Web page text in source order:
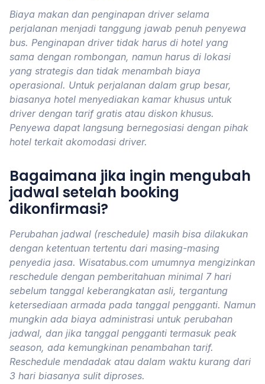
Biaya makan dan penginapan driver selama
perjalanan menjadi tanggung jawab penuh penyewa
bus. Penginapan driver tidak harus di hotel yang
sama dengan rombongan, namun harus di lokasi
yang strategis dan tidak menambah biaya
operasional. Untuk perjalanan dalam grup besar,
biasanya hotel menyediakan kamar khusus untuk
driver dengan tarif gratis atau diskon khusus.
Penyewa dapat langsung bernegosiasi dengan pihak
hotel terkait akomodasi driver.
Bagaimana jika ingin mengubah
jadwal setelah booking
dikonfirmasi?
Perubahan jadwal (reschedule) masih bisa dilakukan
dengan ketentuan tertentu dari masing-masing
penyedia jasa. Wisatabus.com umumnya mengizinkan
reschedule dengan pemberitahuan minimal 7 hari
sebelum tanggal keberangkatan asli, tergantung
ketersediaan armada pada tanggal pengganti. Namun
mungkin ada biaya administrasi untuk perubahan
jadwal, dan jika tanggal pengganti termasuk peak
season, ada kemungkinan penambahan tarif.
Reschedule mendadak atau dalam waktu kurang dari
3 hari biasanya sulit diproses.